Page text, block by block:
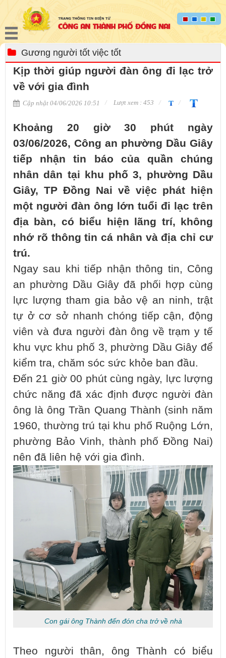
Gương người tốt việc tốt
Kịp thời giúp người đàn ông đi lạc trở
về với gia đình
Cập nhật 04/06/2026 10:51 Lượt xem : 453
Khoảng 20 giờ 30 phút ngày
03/06/2026, Công an phường Dầu Giây
tiếp nhận tin báo của quần chúng
nhân dân tại khu phố 3, phường Dầu
Giây, TP Đồng Nai về việc phát hiện
một người đàn ông lớn tuổi đi lạc trên
địa bàn, có biểu hiện lãng trí, không
nhớ rõ thông tin cá nhân và địa chỉ cư
trú.
Ngay sau khi tiếp nhận thông tin, Công
an phường Dầu Giây đã phối hợp cùng
lực lượng tham gia bảo vệ an ninh, trật
tự ở cơ sở nhanh chóng tiếp cận, động
viên và đưa người đàn ông về trạm y tế
khu vực khu phố 3, phường Dầu Giây để
kiểm tra, chăm sóc sức khỏe ban đầu.
Đến 21 giờ 00 phút cùng ngày, lực lượng
chức năng đã xác định được người đàn
ông là ông Trần Quang Thành (sinh năm
1960, thường trú tại khu phố Ruộng Lớn,
phường Bảo Vinh, thành phố Đồng Nai)
nên đã liên hệ với gia đình.
Con gái ông Thành đến đón cha trở về nhà
Theo người thân, ông Thành có biểu